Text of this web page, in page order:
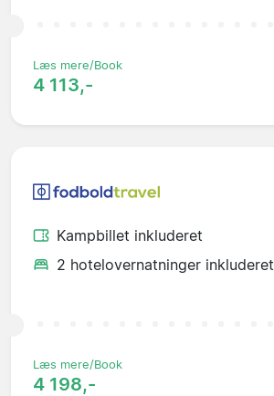
Læs mere/Book
4 113,-
Kampbillet inkluderet
2 hotelovernatninger inkluderet
Læs mere/Book
4 198,-